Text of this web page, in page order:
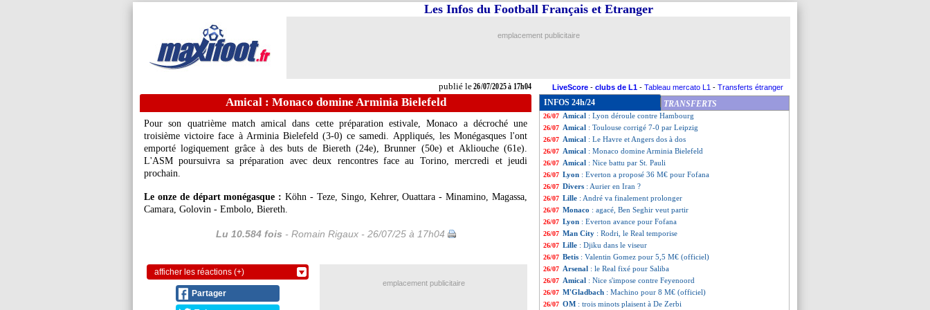
publié le26/07/2025 à 17h04
Les Infos du Football Français et Etranger
emplacement publicitaire
LiveScore - clubs de L1 - Tableau mercato L1 - Transferts étranger
Amical : Monaco domine Arminia Bielefeld
Pour son quatrième match amical dans cette préparation estivale, Monaco a décroché une
troisième victoire face à Arminia Bielefeld (3-0) ce samedi. Appliqués, les Monégasques l'ont
emporté logiquement grâce à des buts de Biereth (24e), Brunner (50e) et Akliouche (61e).
L'ASM poursuivra sa préparation avec deux rencontres face au Torino, mercredi et jeudi
prochain.
Le onze de départ monégasque : Köhn - Teze, Singo, Kehrer, Ouattara - Minamino, Magassa,
Camara, Golovin - Embolo, Biereth.
Lu 10.584 fois - Romain Rigaux - 26/07/25 à 17h04
afficher les réactions (+)
Partager
INFOS 24h/24 TRANSFERTS
26/07 PSG: négociations avec Lille pour Chevalier !
26/07 Amical
26/07 Montpellier: Lecomte transféré à Fulham (off.)
26/07 Atletico: accord avec Gérone pour Lemar
26/07 Amical : Lyon déroule contre Hambourg
26/07 Amical : Toulouse corrigé 7-0 par Leipzig
26/07 Amical : Le Havre et Angers dos à dos
26/07 Amical : Monaco domine Arminia Bielefeld
26/07 Amical : Nice battu par St. Pauli
26/07 Lyon : Everton a proposé 36 M€ pour Fofana
26/07 Divers : Aurier en Iran ?
26/07 Lille : André va finalement prolonger
26/07 Monaco : agacé, Ben Seghir veut partir
26/07 Lyon : Everton avance pour Fofana
26/07 Man City : Rodri, le Real temporise
26/07 Lille : Djiku dans le viseur
26/07 Betis : Valentin Gomez pour 5,5 M€ (officiel)
26/07 Arsenal : le Real fixé pour Saliba
26/07 Amical : Nice s'impose contre Feyenoord
26/07 M'Gladbach : Machino pour 8 M€ (officiel)
26/07 OM : trois minots plaisent à De Zerbi
emplacement publicitaire